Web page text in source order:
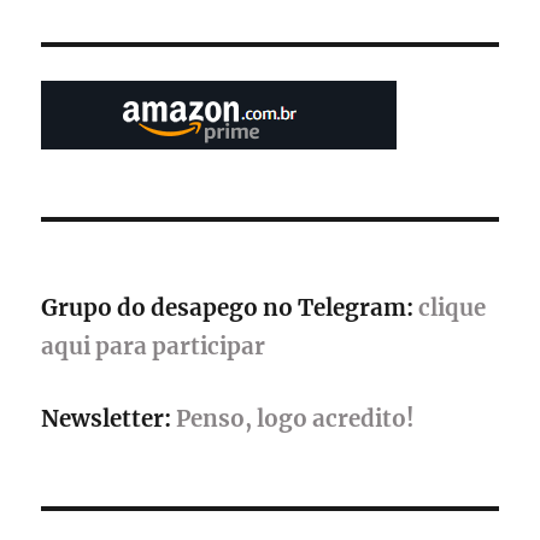
na
2025,
de
América
Grupo do desapego no Telegram: clique
aqui para participar
Newsletter: Penso, logo acredito!